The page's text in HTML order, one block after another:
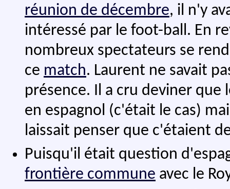
réunion de décembre, il n'y
intéressé par le foot-ball. En
nombreux spectateurs se
ce match. Laurent ne savait
présence. Il a cru deviner
en espagnol (c'était le cas)
laissait penser que c'étaient
Puisqu'il était question
frontière commune avec le